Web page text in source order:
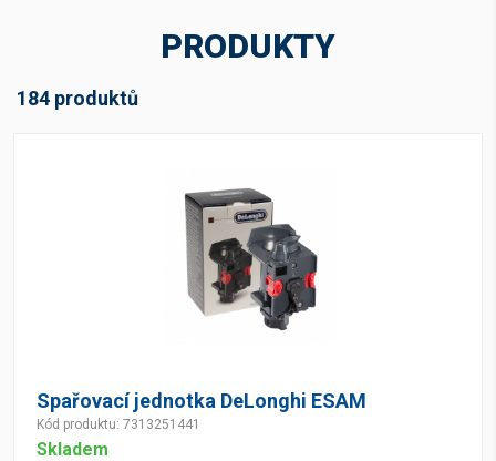
PRODUKTY
184 produktů
Spařovací jednotka DeLonghi ESAM
Kód produktu: 7313251441
Skladem